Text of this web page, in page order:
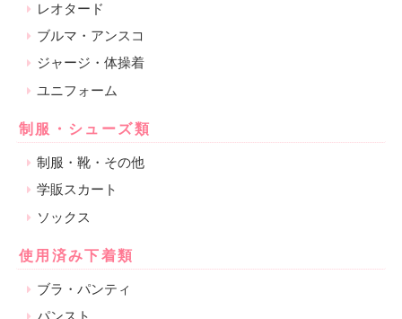
レオタード
ブルマ・アンスコ
ジャージ・体操着
ユニフォーム
制服・シューズ類
制服・靴・その他
学販スカート
ソックス
使用済み下着類
ブラ・パンティ